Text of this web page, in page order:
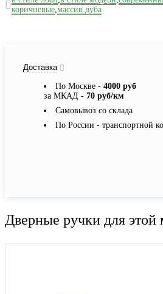
коричневые,массив дуба
Доставка
По Москве - 4000 руб
за МКАД - 70 руб/км
Самовывоз со склада
По России - транспортной
Дверные ручки для этой